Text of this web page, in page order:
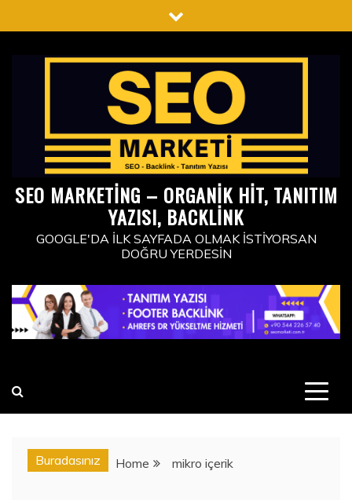
to
SEO MARKETING – ORGANIK HIT, TANITIM
YAZISI, BACKLINK
GOOGLE'DA İLK SAYFADA OLMAK İSTIYORSAN
DOĞRU YERDESIN
Buradasınız Home mikro içerik